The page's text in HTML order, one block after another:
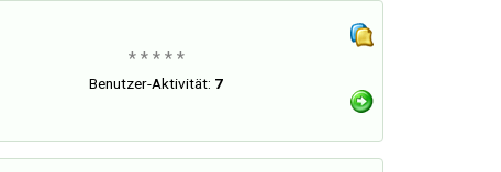
* * * * *
Benutzer-Aktivität: 7